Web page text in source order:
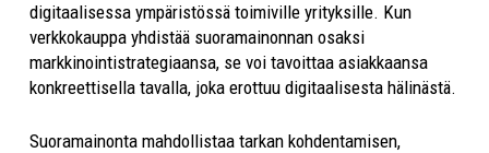
digitaalisessa ympäristössä toimiville yrityksille. Kun
verkkokauppa yhdistää suoramainonnan osaksi
markkinointistrategiaansa, se voi tavoittaa asiakkaansa
konkreettisella tavalla, joka erottuu digitaalisesta hälinästä.
Suoramainonta mahdollistaa tarkan kohdentamisen,